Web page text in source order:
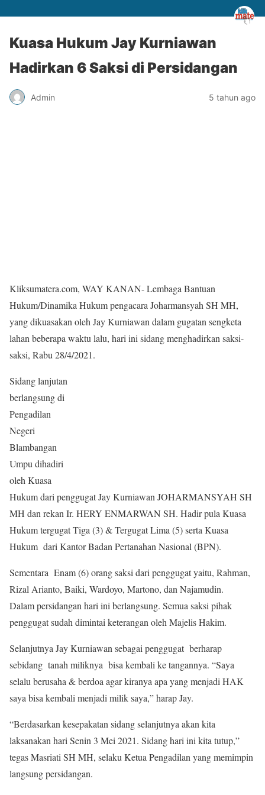
Kuasa Hukum Jay Kurniawan
Hadirkan 6 Saksi di Persidangan
Admin 5 tahun ago
Kliksumatera.com, WAY KANAN- Lembaga Bantuan
Hukum/Dinamika Hukum pengacara Joharmansyah SH MH,
yang dikuasakan oleh Jay Kurniawan dalam gugatan sengketa
lahan beberapa waktu lalu, hari ini sidang menghadirkan saksi-
saksi, Rabu 28/4/2021.
Sidang lanjutan
berlangsung di
Pengadilan
Negeri
Blambangan
Umpu dihadiri
oleh Kuasa
Hukum dari penggugat Jay Kurniawan JOHARMANSYAH SH
MH dan rekan Ir. HERY ENMARWAN SH. Hadir pula Kuasa
Hukum tergugat Tiga (3) & Tergugat Lima (5) serta Kuasa
Hukum dari Kantor Badan Pertanahan Nasional (BPN).
Sementara Enam (6) orang saksi dari penggugat yaitu, Rahman,
Rizal Arianto, Baiki, Wardoyo, Martono, dan Najamudin.
Dalam persidangan hari ini berlangsung. Semua saksi pihak
penggugat sudah dimintai keterangan oleh Majelis Hakim.
Selanjutnya Jay Kurniawan sebagai penggugat berharap
sebidang tanah miliknya bisa kembali ke tangannya. “Saya
selalu berusaha & berdoa agar kiranya apa yang menjadi HAK
saya bisa kembali menjadi milik saya,” harap Jay.
“Berdasarkan kesepakatan sidang selanjutnya akan kita
laksanakan hari Senin 3 Mei 2021. Sidang hari ini kita tutup,”
tegas Masriati SH MH, selaku Ketua Pengadilan yang memimpin
langsung persidangan.